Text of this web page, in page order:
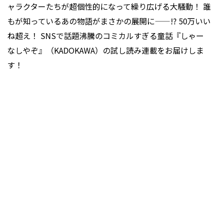
ャラクターたちが超個性的になって繰り広げる大騒動！ 誰
もが知っているあの物語がまさかの展開に——!? 50万いい
ね超え！ SNSで話題沸騰のコミカルすぎる童話『しゃー
なしやぞ』（KADOKAWA）の試し読み連載をお届けしま
す！